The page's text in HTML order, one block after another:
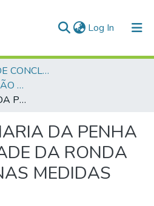
Log In (current)
TRABALHOS DE CONCLUSÃO DE CURSO - CFP (CURSO DE FORMAÇÃO DE PRAÇAS)
CURSO DE FORMAÇÃO DE PRAÇAS - CFP- 2025 - 2ª Turma
PATRULHA MARIA DA PENHA E A EFETIVIDADE DA RONDA OSTENSIVA NAS MEDIDAS PROTETIVAS
DA PENHA
DA RONDA
MEDIDAS